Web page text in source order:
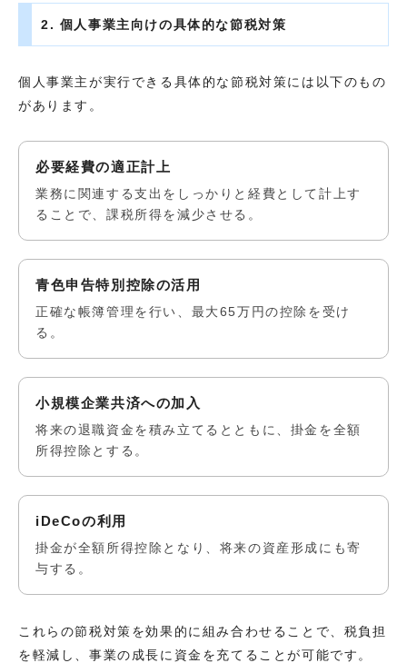
2. 個人事業主向けの具体的な節税対策
個人事業主が実行できる具体的な節税対策には以下のもの
があります。
必要経費の適正計上
業務に関連する支出をしっかりと経費として計上す
ることで、課税所得を減少させる。
青色申告特別控除の活用
正確な帳簿管理を行い、最大65万円の控除を受け
る。
小規模企業共済への加入
将来の退職資金を積み立てるとともに、掛金を全額
所得控除とする。
iDeCoの利用
掛金が全額所得控除となり、将来の資産形成にも寄
与する。
これらの節税対策を効果的に組み合わせることで、税負担
を軽減し、事業の成長に資金を充てることが可能です。